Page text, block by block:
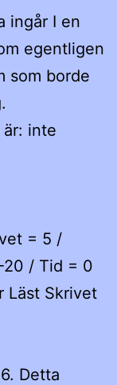
ingår I en
egentligen
som borde
inte
= 5 /
20 / Tid = 0
Läst Skrivet
Detta